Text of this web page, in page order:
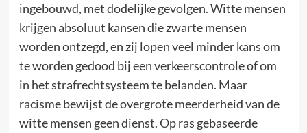
ingebouwd, met dodelijke gevolgen. Witte mensen
krijgen absoluut kansen die zwarte mensen
worden ontzegd, en zij lopen veel minder kans om
te worden gedood bij een verkeerscontrole of om
in het strafrechtsysteem te belanden. Maar
racisme bewijst de overgrote meerderheid van de
witte mensen geen dienst. Op ras gebaseerde